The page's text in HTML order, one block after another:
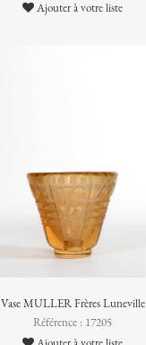
Ajouter à votre liste
Vase MULLER Frères Luneville
Référence : 17205